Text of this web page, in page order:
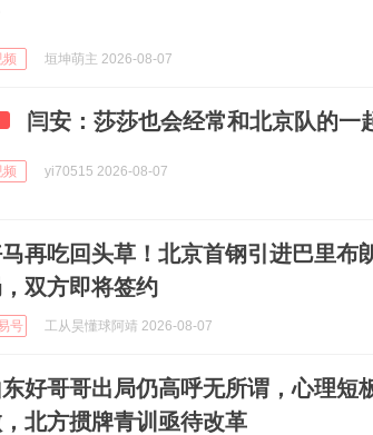
频 垣坤萌主 2026-08-07
闫安：莎莎也会经常和北京队的一
频 yi70515 2026-08-07
再吃回头草！北京首钢引进巴里布
双方即将签约
号 工从昊懂球阿靖 2026-08-07
好哥哥出局仍高呼无所谓，心理短
北方掼牌青训亟待改革